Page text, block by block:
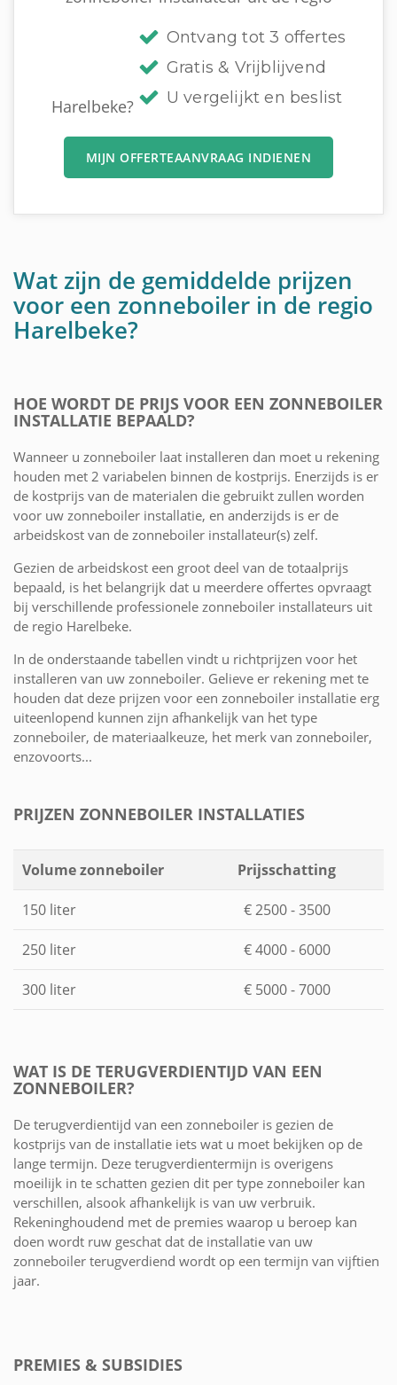
Harelbeke?
Ontvang tot 3 offertes
Gratis & Vrijblijvend
U vergelijkt en beslist
MIJN OFFERTEAANVRAAG INDIENEN
Wat zijn de gemiddelde prijzen
voor een zonneboiler in de regio
Harelbeke?
HOE WORDT DE PRIJS VOOR EEN ZONNEBOILER
INSTALLATIE BEPAALD?
Wanneer u zonneboiler laat installeren dan moet u rekening
houden met 2 variabelen binnen de kostprijs. Enerzijds is er
de kostprijs van de materialen die gebruikt zullen worden
voor uw zonneboiler installatie, en anderzijds is er de
arbeidskost van de zonneboiler installateur(s) zelf.
Gezien de arbeidskost een groot deel van de totaalprijs
bepaald, is het belangrijk dat u meerdere offertes opvraagt
bij verschillende professionele zonneboiler installateurs uit
de regio Harelbeke.
In de onderstaande tabellen vindt u richtprijzen voor het
installeren van uw zonneboiler. Gelieve er rekening met te
houden dat deze prijzen voor een zonneboiler installatie erg
uiteenlopend kunnen zijn afhankelijk van het type
zonneboiler, de materiaalkeuze, het merk van zonneboiler,
enzovoorts...
PRIJZEN ZONNEBOILER INSTALLATIES
Volume zonneboiler Prijsschatting
150 liter € 2500 - 3500
250 liter € 4000 - 6000
300 liter € 5000 - 7000
WAT IS DE TERUGVERDIENTIJD VAN EEN
ZONNEBOILER?
De terugverdientijd van een zonneboiler is gezien de
kostprijs van de installatie iets wat u moet bekijken op de
lange termijn. Deze terugverdientermijn is overigens
moeilijk in te schatten gezien dit per type zonneboiler kan
verschillen, alsook afhankelijk is van uw verbruik.
Rekeninghoudend met de premies waarop u beroep kan
doen wordt ruw geschat dat de installatie van uw
zonneboiler terugverdiend wordt op een termijn van vijftien
jaar.
PREMIES & SUBSIDIES